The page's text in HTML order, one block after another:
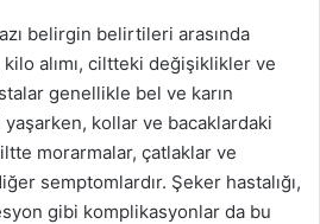
belirgin belirtileri arasında
alımı, ciltteki değişiklikler ve
genellikle bel ve karın
kollar ve bacaklardaki
morarmalar, çatlaklar ve
semptomlardır. Şeker hastalığı,
gibi komplikasyonlar da bu